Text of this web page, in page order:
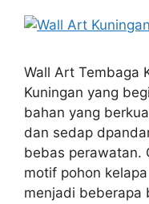
Wall Art Tembaga
Kuningan yang
bahan yang
dan sedap
bebas perawatan.
motif pohon
menjadi beberapa